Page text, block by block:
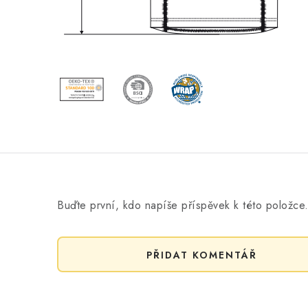
Buďte první, kdo napíše příspěvek k této položce.
PŘIDAT KOMENTÁŘ